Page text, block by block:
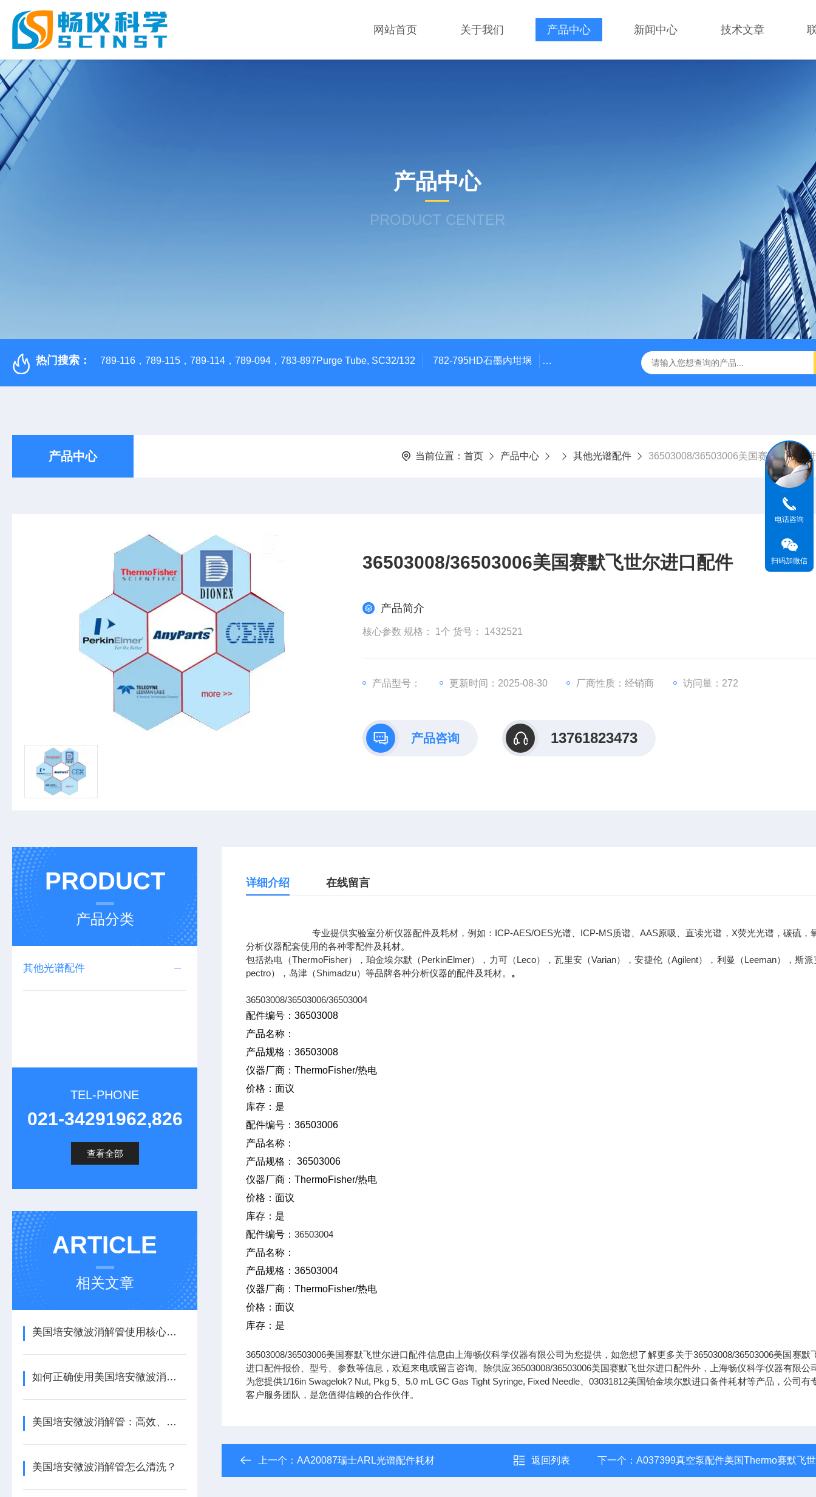
网站首页 关于我们 产品中心 新闻中心 技术文章
产品中心
PRODUCT CENTER
热门搜索： 789-116，789-115，789-114，789-094，783-897Purge Tube, SC32/132 782-795HD石墨内坩埚 A028610A028610 FILTER REPLAN AM11-1 viledon P15/
产品中心 当前位置： 首页 产品中心 其他光谱配件 36503008/36503006美国赛默飞世尔
36503008/36503006美国赛默飞世尔进口配件
产品简介
核心参数 规格： 1个 货号： 1432521
产品型号： 更新时间：2025-08-30 厂商性质：经销商 访问量：272
产品咨询 13761823473
PRODUCT
产品分类
其他光谱配件
TEL-PHONE
021-34291962,826
查看全部
ARTICLE
相关文章
美国培安微波消解管使用核心注意事项
如何正确使用美国培安微波消解管进行样品消解？
美国培安微波消解管：高效、安全且环保的样品前处理解决方案
美国培安微波消解管怎么清洗？
详细介绍 在线留言
专业提供实验室分析仪器配件及耗材，例如：ICP-AES/OES光谱、ICP-MS质谱、AAS原吸、直读光谱，X荧光光谱，碳硫，
分析仪器配套使用的各种零配件及耗材。
包括热电（ThermoFisher），珀金埃尔默（PerkinElmer），力可（Leco），瓦里安（Varian），安捷伦（Agilent），利曼（Leeman），斯派
pectro），岛津（Shimadzu）等品牌各种分析仪器的配件及耗材。 。
36503008/36503006/36503004
配件编号：36503008
产品名称：
产品规格：36503008
仪器厂商： ThermoFisher/热电
价格：面议
库存：是
配件编号：36503006
产品名称：
产品规格：
36503006
仪器厂商： ThermoFisher/热电
价格：面议
库存：是
配件编号： 36503004
产品名称：
产品规格： 36503004
仪器厂商： ThermoFisher/热电
价格：面议
库存：是
36503008/36503006美国赛默飞世尔进口配件信息由上海畅仪科学仪器有限公司为您提供，如您想了解更多关于36503008/36503006美国赛默
进口配件报价、型号、参数等信息，欢迎来电或留言咨询。除供应36503008/36503006美国赛默飞世尔进口配件外，上海畅仪科学仪器有限公
为您提供1/16in Swagelok? Nut, Pkg 5、5.0 mL GC Gas Tight Syringe, Fixed Needle、03031812美国铂金埃尔默进口备件耗材等产品，公司有
客户服务团队，是您值得信赖的合作伙伴。
上一个： AA20087瑞士ARL光谱配件耗材 返回列表 下一个： A037399真空泵配件美国Thermo赛默飞
电话咨询
扫码加微信